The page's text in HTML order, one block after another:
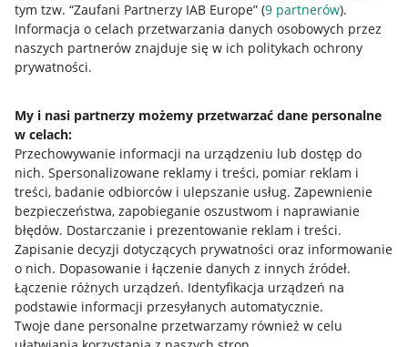
tym tzw. “Zaufani Partnerzy IAB Europe” (9 partnerów).
Informacja o celach przetwarzania danych osobowych przez
naszych partnerów znajduje się w ich politykach ochrony
prywatności.
My i nasi partnerzy możemy przetwarzać dane personalne
w celach:
Przechowywanie informacji na urządzeniu lub dostęp do
nich. Spersonalizowane reklamy i treści, pomiar reklam i
treści, badanie odbiorców i ulepszanie usług. Zapewnienie
bezpieczeństwa, zapobieganie oszustwom i naprawianie
błędów. Dostarczanie i prezentowanie reklam i treści.
Zapisanie decyzji dotyczących prywatności oraz informowanie
o nich. Dopasowanie i łączenie danych z innych źródeł.
Łączenie różnych urządzeń. Identyfikacja urządzeń na
podstawie informacji przesyłanych automatycznie.
Twoje dane personalne przetwarzamy również w celu
Przydatne informacje
Jak to działa
Allegro Gadane dla sprzedających
Allegro Gadane dla kupujących
Mapa miejscowości
Informacje prawne
Regulamin
Polityka plików "cookies"